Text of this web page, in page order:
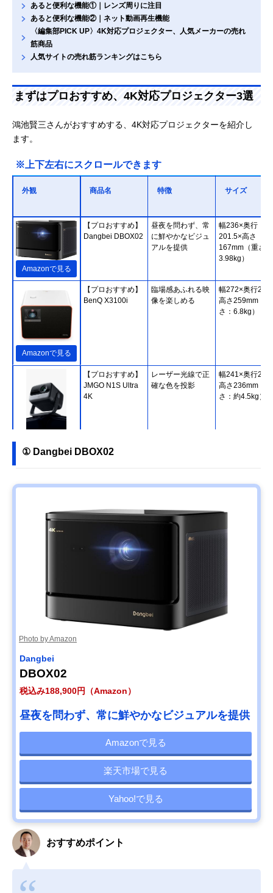
あると便利な機能①｜レンズ周りに注目
あると便利な機能②｜ネット動画再生機能
〈編集部PICK UP〉4K対応プロジェクター、人気メーカーの売れ
筋商品
人気サイトの売れ筋ランキングはこちら
まずはプロおすすめ、4K対応プロジェクター3選
鴻池賢三さんがおすすめする、4K対応プロジェクターを紹介し
ます。
※上下左右にスクロールできます
外観 商品名 特徴 サイズ
Amazonで見る
【プロおすすめ】
Dangbei DBOX02
昼夜を問わず、常
に鮮やかなビジュ
アルを提供
幅236×奥行
201.5×高さ
167mm（重さ：
3.98kg）
Amazonで見る
【プロおすすめ】
BenQ X3100i
臨場感あふれる映
像を楽しめる
幅272×奥行
高さ259mm（重
さ：6.8kg）
【プロおすすめ】
JMGO N1S Ultra
4K
レーザー光線で正
確な色を投影
幅241×奥行
高さ236mm（重
さ：約4.5kg）
① Dangbei DBOX02
Photo by Amazon
Dangbei
DBOX02
税込み188,900円（Amazon）
昼夜を問わず、常に鮮やかなビジュアルを提供
Amazonで見る
楽天市場で見る
Yahoo!で見る
おすすめポイント